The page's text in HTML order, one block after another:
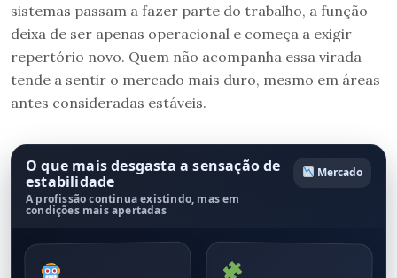
sistemas passam a fazer parte do trabalho, a função
deixa de ser apenas operacional e começa a exigir
repertório novo. Quem não acompanha essa virada
tende a sentir o mercado mais duro, mesmo em áreas
antes consideradas estáveis.
O que mais desgasta a sensação de
estabilidade
A profissão continua existindo, mas em
condições mais apertadas
Mercado